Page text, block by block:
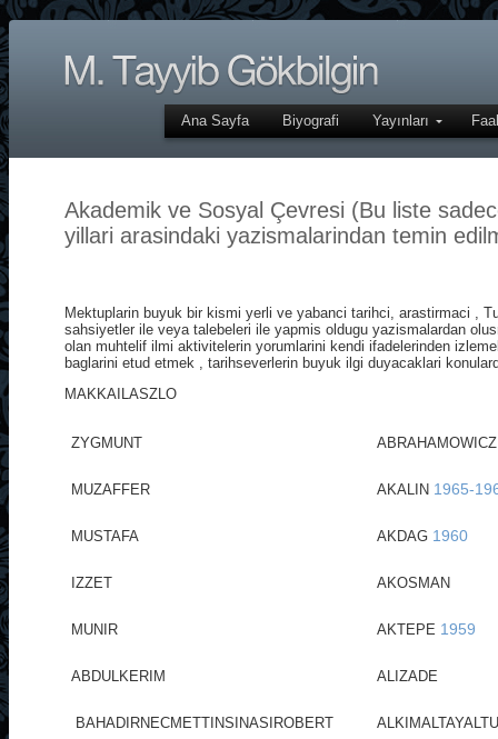
Ana Sayfa Biyografi Yayınları
Akademik ve Sosyal Çevresi (Bu liste
yillari arasindaki yazismalarindan temin
Mektuplarin buyuk bir kismi yerli ve yabanci tarihci, arastirmaci ,
sahsiyetler ile veya talebeleri ile yapmis oldugu yazismalardan
olan muhtelif ilmi aktivitelerin yorumlarini kendi ifadelerinden
baglarini etud etmek , tarihseverlerin buyuk ilgi duyacaklari
MAKKAILASZLO
ZYGMUNT ABRAHAMOWICZ
MUZAFFER AKALIN 1965-
MUSTAFA AKDAG 1960
IZZET AKOSMAN
MUNIR AKTEPE 1959
ABDULKERIM ALIZADE
BAHADIRNECMETTINSINASIROBERT